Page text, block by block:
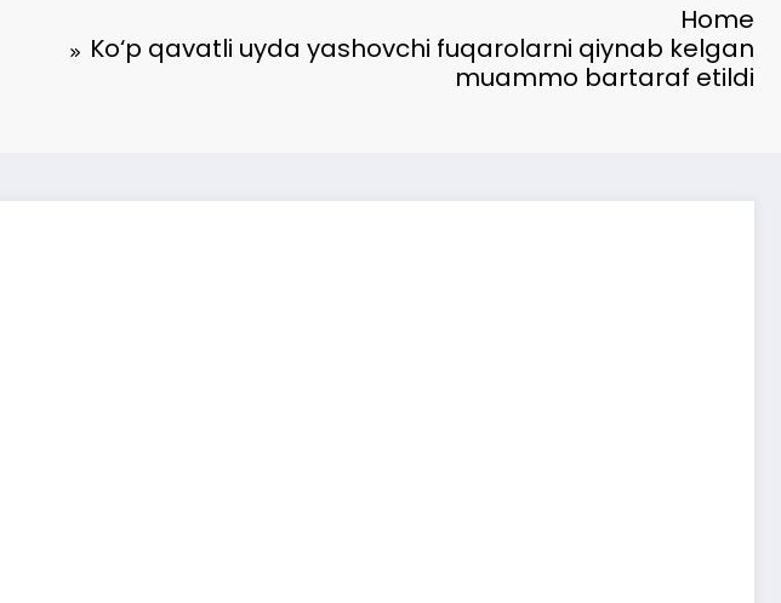
Home
Ko‘p qavatli uyda yashovchi fuqarolarni qiynab kelgan
muammo bartaraf etildi